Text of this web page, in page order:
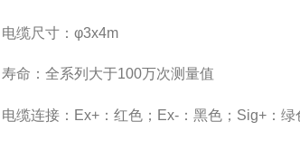
电缆尺寸：φ3x4m
寿命：全系列大于100万次测量值
电缆连接：Ex+：红色；Ex-：黑色；Sig+：